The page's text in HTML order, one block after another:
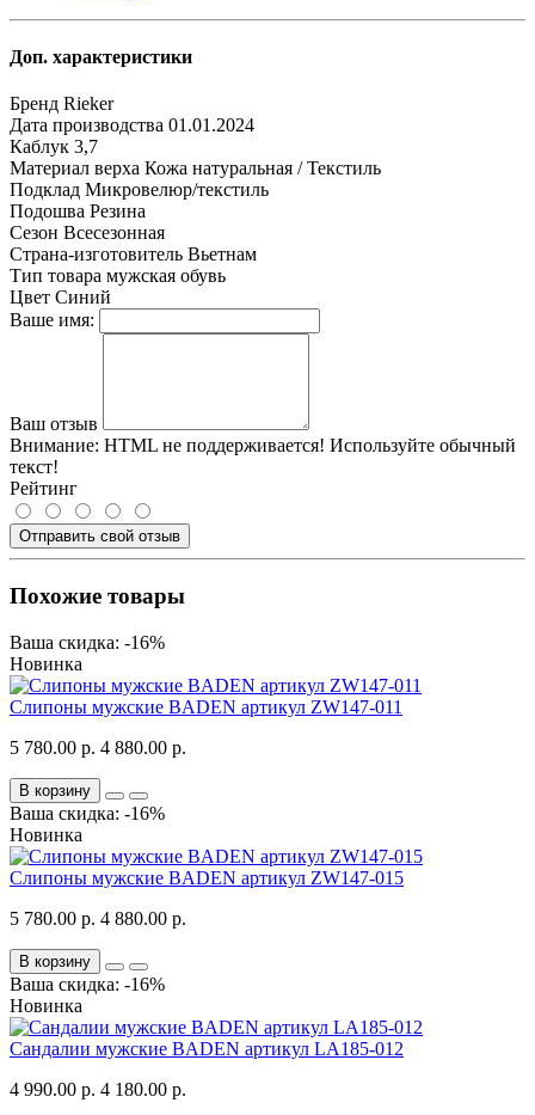
Доп. характеристики
Бренд Rieker
Дата производства 01.01.2024
Каблук 3,7
Материал верха Кожа натуральная / Текстиль
Подклад Микровелюр/текстиль
Подошва Резина
Сезон Всесезонная
Страна-изготовитель Вьетнам
Тип товара мужская обувь
Цвет Синий
Ваше имя:
Ваш отзыв
Внимание: HTML не поддерживается! Используйте обычный
текст!
Рейтинг
Отправить свой отзыв
Похожие товары
Ваша скидка: -16%
Новинка
Слипоны мужские BADEN артикул ZW147-011
5 780.00 р. 4 880.00 р.
В корзину
Ваша скидка: -16%
Новинка
Слипоны мужские BADEN артикул ZW147-015
5 780.00 р. 4 880.00 р.
В корзину
Ваша скидка: -16%
Новинка
Сандалии мужские BADEN артикул LA185-012
4 990.00 р. 4 180.00 р.